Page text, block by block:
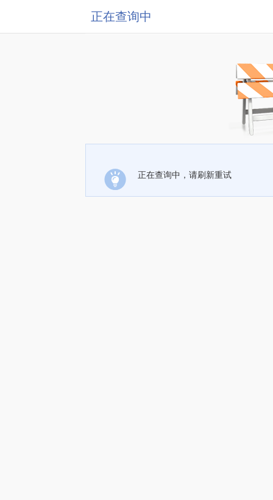
正在查询中
正在查询中，请刷新重试